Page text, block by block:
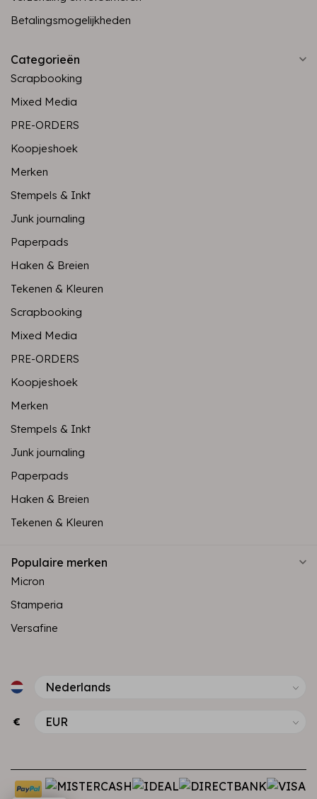
Betalingsmogelijkheden
Categorieën
Scrapbooking
Mixed Media
PRE-ORDERS
Koopjeshoek
Merken
Stempels & Inkt
Junk journaling
Paperpads
Haken & Breien
Tekenen & Kleuren
Scrapbooking
Mixed Media
PRE-ORDERS
Koopjeshoek
Merken
Stempels & Inkt
Junk journaling
Paperpads
Haken & Breien
Tekenen & Kleuren
Populaire merken
Micron
Stamperia
Versafine
€